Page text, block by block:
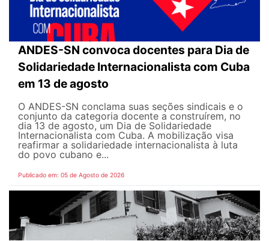
ANDES-SN convoca docentes para Dia de
Solidariedade Internacionalista com Cuba
em 13 de agosto
O ANDES-SN conclama suas seções sindicais e o
conjunto da categoria docente a construírem, no
dia 13 de agosto, um Dia de Solidariedade
Internacionalista com Cuba. A mobilização visa
reafirmar a solidariedade internacionalista à luta
do povo cubano e...
Publicado em: 05 de Agosto de 2026